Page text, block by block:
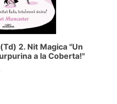
2. Nit Magica "Un
a la Coberta!"